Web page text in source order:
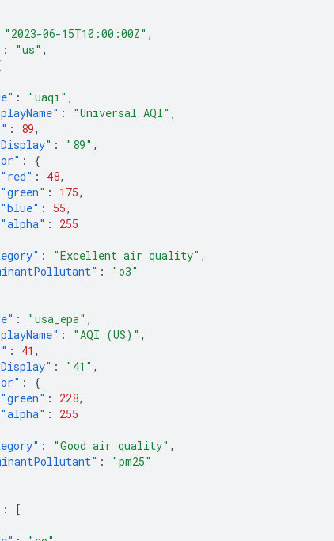
"2023-06-15T10:00:00Z" ,
: "us" ,
: "uaqi" ,
: "Universal AQI" ,
: 89,
: "89" ,
:
{
"red" : 48,
"green" : 175,
"blue" : 55,
"alpha" :
255
: "Excellent air quality" ,
:
"o3"
: "usa_epa" ,
: "AQI (US)" ,
: 41 ,
: "41" ,
:
{
"green" : 228,
"alpha" :
255
: "Good air quality" ,
:
"pm25"
:
[